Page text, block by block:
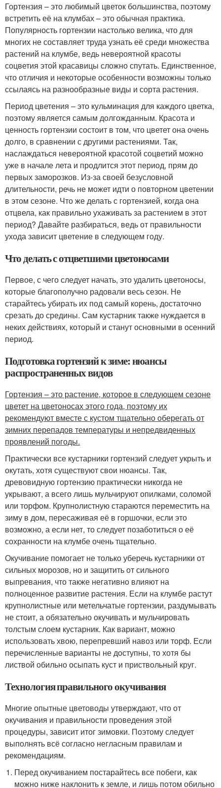
Гортензия – это любимый цветок большинства, поэтому
встретить её на клумбах – это обычная практика.
Популярность гортензии настолько велика, что для
многих не составляет труда узнать её среди множества
растений на клумбе, ведь невероятной красоты
соцветия этой красавицы сложно спутать. Единственное,
что отличия и некоторые особенности возможны только
ссылаясь на разнообразные виды и сорта растения.
Период цветения – это кульминация для каждого цветка,
поэтому является самым долгожданным. Красота и
ценность гортензии состоит в том, что цветет она очень
долго, в сравнении с другими растениями. Так,
наслаждаться невероятной красотой соцветий можно
уже в начале лета и продлится этот период, прям до
первых заморозков. Из-за своей безусловной
длительности, речь не может идти о повторном цветении
в этом сезоне. Что же делать с гортензией, когда она
отцвела, как правильно ухаживать за растением в этот
период? Давайте разбираться, ведь от правильности
ухода зависит цветение в следующем году.
Что делать с отцветшими цветоносами
Первое, с чего следует начать, это удалить цветоносы,
которые благополучно радовали весь сезон. Не
старайтесь убирать их под самый корень, достаточно
срезать до средины. Сам кустарник также нуждается в
неких действиях, который и станут основными в осенний
период.
Подготовка гортензий к зиме: нюансы
распространенных видов
Гортензия – это растение, которое в следующем сезоне
цветет на цветоносах этого года, поэтому их
рекомендуют вместе с кустом тщательно оберегать от
зимних перепадов температуры и непредвиденных
проявлений погоды.
Практически все кустарники гортензий следует укрыть и
окутать, хотя существуют свои нюансы. Так,
древовидную гортензию практически никогда не
укрывают, а всего лишь мульчируют опилками, соломой
или торфом. Крупнолистную стараются переместить на
зиму в дом, пересаживая её в горшочки, если это
возможно, а если нет, то следует позаботиться о её
сохранности на клумбе очень тщательно.
Окучивание помогает не только уберечь кустарники от
сильных морозов, но и защитить от сильного
выпревания, что также негативно влияют на
полноценное развитие растения. Если на клумбе растут
крупнолистные или метельчатые гортензии, раздумывать
не стоит, а обязательно окучивать и мульчировать
толстым слоем кустарник. Как вариант, можно
использовать хвою, перепревший навоз или торф. Если
перечисленные варианты не доступны, то хотя бы
листвой обильно осыпать куст и приствольный круг.
Технология правильного окучивания
Многие опытные цветоводы утверждают, что от
окучивания и правильности проведения этой
процедуры, зависит итог зимовки. Поэтому следует
выполнять всё согласно негласным правилам и
рекомендациям.
Перед окучиванием постарайтесь все побеги, как
можно ниже наклонить к земле, и лишь потом обильно